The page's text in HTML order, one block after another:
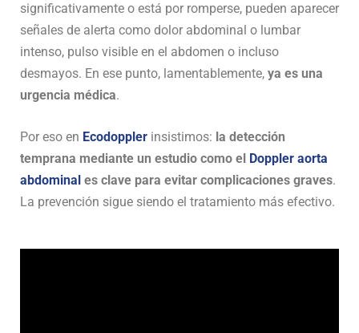
significativamente o está por romperse, pueden aparecer
señales de alerta como dolor abdominal o lumbar
intenso, pulso visible en el abdomen o incluso
desmayos. En ese punto, lamentablemente, ya es una
urgencia médica.
Por eso en Ecodoppler insistimos: la detección
temprana mediante un estudio como el Doppler aorta
abdominal es clave para evitar complicaciones graves.
La prevención sigue siendo el tratamiento más efectivo.